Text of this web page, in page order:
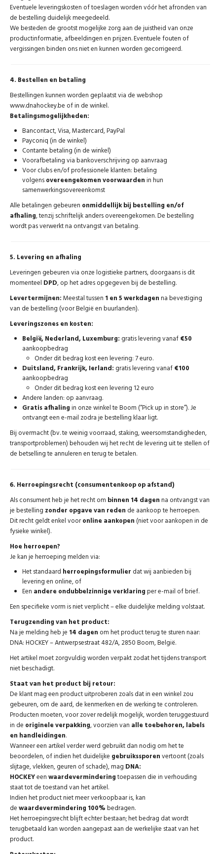
Eventuele leveringskosten of toeslagen worden vóór het afronden van
de bestelling duidelijk meegedeeld.
We besteden de grootst mogelijke zorg aan de juistheid van onze
productinformatie, afbeeldingen en prijzen. Eventuele fouten of
vergissingen binden ons niet en kunnen worden gecorrigeerd.
4. Bestellen en betaling
Bestellingen kunnen worden geplaatst via de webshop
www.dnahockey.be of in de winkel.
Betalingsmogelijkheden:
Bancontact, Visa, Mastercard, PayPal
Payconiq (in de winkel)
Contante betaling (in de winkel)
Voorafbetaling via bankoverschrijving op aanvraag
Voor clubs en/of professionele klanten: betaling
volgensovereengekomen voorwaardenin hun
samenwerkingsovereenkomst
Alle betalingen gebeuren onmiddellijk bij bestelling en/of
afhaling, tenzij schriftelijk anders overeengekomen. De bestelling
wordt pas verwerkt na ontvangst van betaling.
5. Levering en afhaling
Leveringen gebeuren via onze logistieke partners, doorgaans is dit
momenteel DPD, op het adres opgegeven bij de bestelling.
Levertermijnen:Meestal tussen 1 en 5 werkdagenna bevestiging
van de bestelling (voor België en buurlanden).
Leveringszones en kosten:
België, Nederland, Luxemburg: gratis levering vanaf€50
aankoopbedrag
Onder dit bedrag kost een levering: 7 euro.
Duitsland, Frankrijk, Ierland: gratis levering vanaf€100
aankoopbedrag
Onder dit bedrag kost een levering 12 euro
Andere landen: op aanvraag.
Gratis afhalingin onze winkel te Boom (“Pick up in store”). Je
ontvangt een e-mail zodra je bestelling klaar ligt.
Bij overmacht (bv. te weinig voorraad, staking, weersomstandigheden,
transportproblemen) behouden wij het recht de levering uit te stellen of
de betselling te annuleren en terug te betalen.
6. Herroepingsrecht (consumentenkoop op afstand)
Als consument heb je het recht om binnen 14 dagenna ontvangst van
je bestelling zonder opgave van reden de aankoop te herroepen.
Dit recht geldt enkel vooronline aankopen(niet voor aankopen in de
fysieke winkel).
Hoe herroepen?
Je kan je herroeping melden via:
Het standaard herroepingsformulier dat wij aanbieden bij
levering en online, of
Een andere ondubbelzinnige verklaringper e-mail of brief.
Een specifieke vorm is niet verplicht – elke duidelijke melding volstaat.
Terugzending van het product:
Na je melding heb je 14 dagen om het product terug te sturen naar:
DNA: HOCKEY – Antwerpsestraat 482/A, 2850 Boom, België.
Het artikel moet zorgvuldig worden verpakt zodat het tijdens transport
niet beschadigt.
Staat van het product bij retour:
De klant mag een product uitproberen zoals dat in een winkel zou
gebeuren, om de aard, de kenmerken en de werking te controleren.
Producten moeten, voor zover redelijk mogelijk, worden teruggestuurd
in de originele verpakking, voorzien van alle toebehoren, labels
en handleidingen.
Wanneer een artikel verder werd gebruikt dan nodig om het te
beoordelen, of indien het duidelijke gebruikssporenvertoont (zoals
slijtage, vlekken, geuren of schade), mag DNA:
HOCKEYeenwaardeverminderingtoepassen die in verhouding
staat tot de toestand van het artikel.
Indien het product niet meer verkoopbaar is, kan
dewaardevermindering 100%bedragen.
Het herroepingsrecht blijft echter bestaan; het bedrag dat wordt
terugbetaald kan worden aangepast aan de werkelijke staat van het
product.